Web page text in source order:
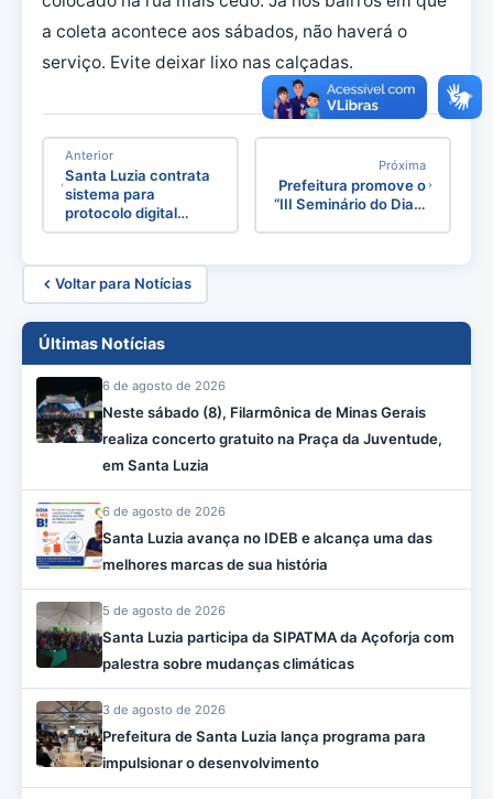
a coleta acontece aos sábados, não haverá o
serviço. Evite deixar lixo nas calçadas.
Anterior
Santa Luzia contrata
sistema para
protocolo digital…
Próxima
Prefeitura promove o
“III Seminário do Dia…
Voltar para Notícias
Últimas Notícias
6 de agosto de 2026
Neste sábado (8), Filarmônica de Minas Gerais
realiza concerto gratuito na Praça da Juventude,
em Santa Luzia
6 de agosto de 2026
Santa Luzia avança no IDEB e alcança uma das
melhores marcas de sua história
5 de agosto de 2026
Santa Luzia participa da SIPATMA da Açoforja com
palestra sobre mudanças climáticas
3 de agosto de 2026
Prefeitura de Santa Luzia lança programa para
impulsionar o desenvolvimento